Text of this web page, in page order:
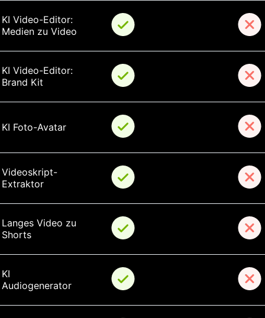
KI Video-Editor:
Medien zu Video
KI Video-Editor:
Brand Kit
KI Foto-Avatar
Videoskript-
Extraktor
Langes Video zu
Shorts
KI
Audiogenerator